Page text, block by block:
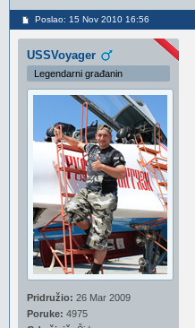
Poslao: 15 Nov 2010 16:56
USSVoyager
Legendarni građanin
Pridružio: 26 Mar 2009
Poruke: 4975